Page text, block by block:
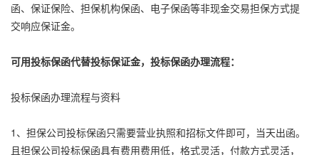
函、保证保险、担保机构保函、电子保函等非现金交易担保方式提
交响应保证金。
可用投标保函代替投标保证金，投标保函办理流程：
投标保函办理流程与资料
1、担保公司投标保函只需要营业执照和招标文件即可，当天出函。
且担保公司投标保函具有费用费用低，格式灵活，付款方式灵活，